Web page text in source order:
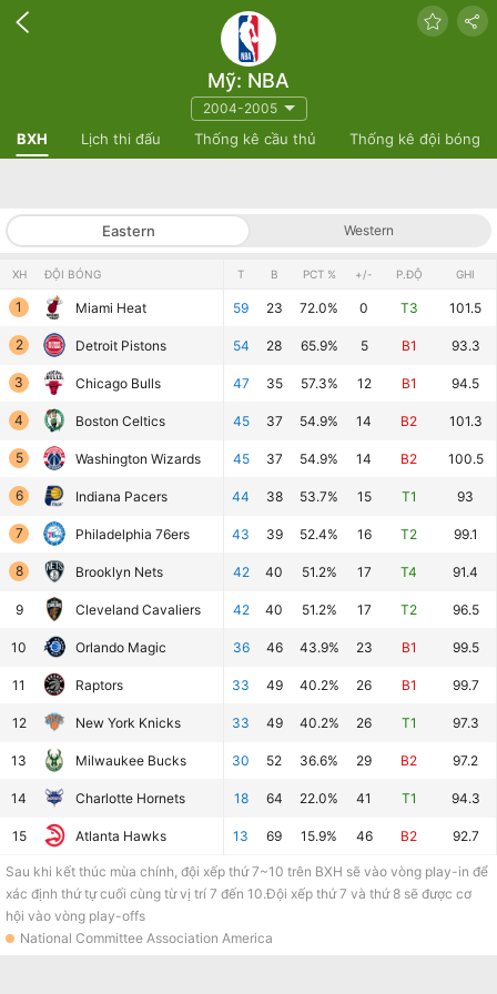
Mỹ: NBA
2004-2005
BXH Lịch thi đấu Thống kê cầu thủ Thống kê đội bóng
Eastern Western
XH ĐỘI BÓNG
1 Miami Heat
2 Detroit Pistons
3 Chicago Bulls
4 Boston Celtics
5 Washington Wizards
6 Indiana Pacers
7 Philadelphia 76ers
8 Brooklyn Nets
9 Cleveland Cavaliers
10 Orlando Magic
11 Raptors
12 New York Knicks
13 Milwaukee Bucks
14 Charlotte Hornets
15 Atlanta Hawks
T B PCT % +/- P.ĐỘ GHI
59 23 72.0% 0 T3 101.5
54 28 65.9% 5 B1 93.3
47 35 57.3% 12 B1 94.5
45 37 54.9% 14 B2 101.3
45 37 54.9% 14 B2 100.5
44 38 53.7% 15 T1 93
43 39 52.4% 16 T2 99.1
42 40 51.2% 17 T4 91.4
42 40 51.2% 17 T2 96.5
36 46 43.9% 23 B1 99.5
33 49 40.2% 26 B1 99.7
33 49 40.2% 26 T1 97.3
30 52 36.6% 29 B2 97.2
18 64 22.0% 41 T1 94.3
13 69 15.9% 46 B2 92.7
Sau khi kết thúc mùa chính, đội xếp thứ 7~10 trên BXH sẽ vào vòng play-in để
xác định thứ tự cuối cùng từ vị trí 7 đến 10.Đội xếp thứ 7 và thứ 8 sẽ được cơ
hội vào vòng play-offs
National Committee Association America